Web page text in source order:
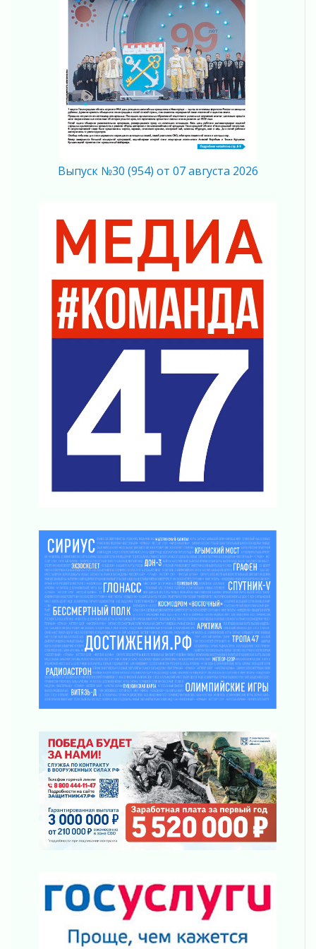
04 августа 2026
Полумрак бьёт по карману
Вниманию автомобилистов!
04 августа 2026
Память, сталь и музыка
04 августа 2026
Регион готовится к выборам
Никакого принуждения, только письменное
Без риска для здоровья и кошелька
04 августа 2026
Важная информация
04 августа 2026
Что делать со сбережениями
04 августа 2026
Награды нашли строителей
Ленобласть повышает производительность
Поддержка волонтерских объединений
03 августа 2026
Ладожский мост полностью закроют на два
Музеи Ленобласти обновляют пространства
03 августа 2026
Часть медиков в Ленобласти сможет
рассчитывать на доплату от региона
03 августа 2026
За сутки в Ленинградской области
ликвидировали 10 пожаров
03 августа 2026
Клюква наливается, но в корзинку пока не
просится
03 августа 2026
Строительные компании Ленобласти
подняли зарплаты почти на 40% за год
Шесть новых жизней в честь дня рождения
Ленинградской области
03 августа 2026
Уроки безопасности для детей и взрослых
03 августа 2026
Ленобласть отмечает День Воздушно-
десантных войск
02 августа 2026
Ленобласть отметила заслуги жителей перед
регионом и страной
02 августа 2026
Выпуск №30 (954) от 07 августа 2026